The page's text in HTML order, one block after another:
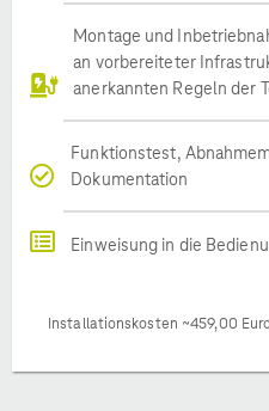
Montage und
an vorbereiteter
anerkannten Regeln der
Funktionstest,
Dokumentation
Einweisung in die
Installationskosten ~459,00